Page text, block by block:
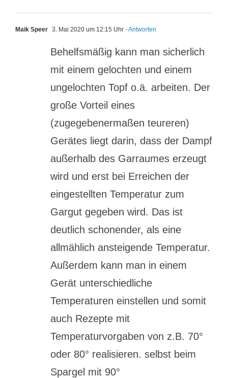
Maik Speer 3. Mai 2020 um 12:15 Uhr - Antworten
Behelfsmäßig kann man sicherlich
mit einem gelochten und einem
ungelochten Topf o.ä. arbeiten. Der
große Vorteil eines
(zugegebenermaßen teureren)
Gerätes liegt darin, dass der Dampf
außerhalb des Garraumes erzeugt
wird und erst bei Erreichen der
eingestellten Temperatur zum
Gargut gegeben wird. Das ist
deutlich schonender, als eine
allmählich ansteigende Temperatur.
Außerdem kann man in einem
Gerät unterschiedliche
Temperaturen einstellen und somit
auch Rezepte mit
Temperaturvorgaben von z.B. 70°
oder 80° realisieren. selbst beim
Spargel mit 90°